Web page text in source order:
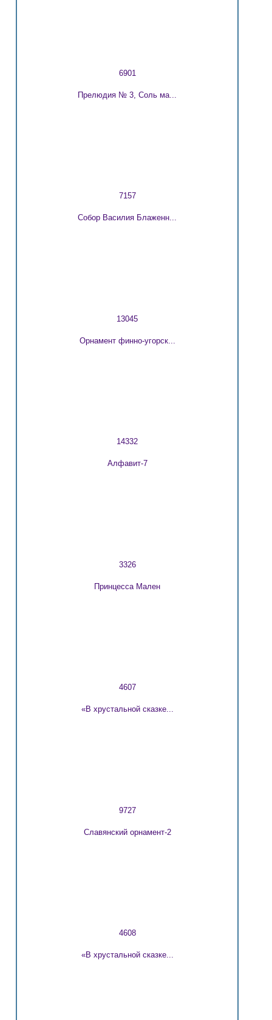
6901
Прелюдия № 3, Соль ма...
7157
Собор Василия Блаженн...
13045
Орнамент финно-угорск...
14332
Алфавит-7
3326
Принцесса Мален
4607
«В хрустальной сказке...
9727
Славянский орнамент-2
4608
«В хрустальной сказке...